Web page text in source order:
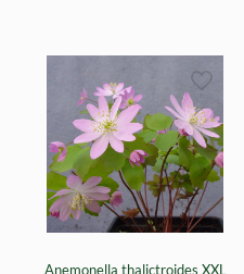
Anemonella thalictroides XXL